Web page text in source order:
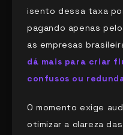
isento dessa taxa
pagando apenas
as empresas
dá mais para criar
confusos ou
O momento exige
otimizar a clareza